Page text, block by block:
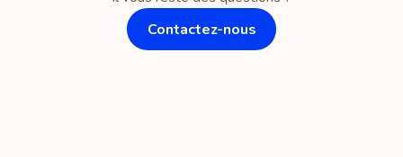
aucune. Je suis autonome.
Contactez-nous